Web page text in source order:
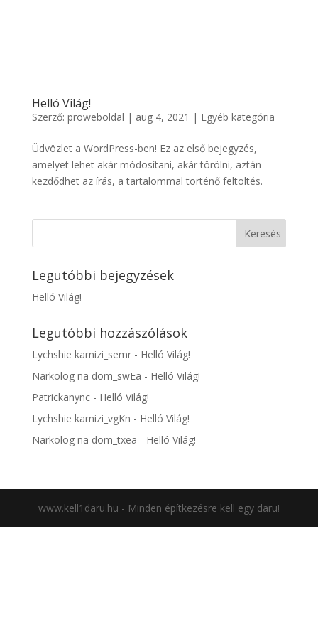
Helló Világ!
Szerző: proweboldal | aug 4, 2021 | Egyéb kategória
Üdvözlet a WordPress-ben! Ez az első bejegyzés,
amelyet lehet akár módosítani, akár törölni, aztán
kezdődhet az írás, a tartalommal történő feltöltés.
Legutóbbi bejegyzések
Helló Világ!
Legutóbbi hozzászólások
Lychshie karnizi_semr- Helló Világ!
Narkolog na dom_swEa - Helló Világ!
Patrickanync- Helló Világ!
Lychshie karnizi_vgKn - Helló Világ!
Narkolog na dom_txea - Helló Világ!
www.kell1daru.hu - Minden építkezésre kell egy daru!